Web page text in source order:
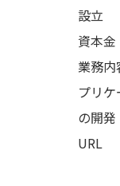
設
資
業務
プリ
の開